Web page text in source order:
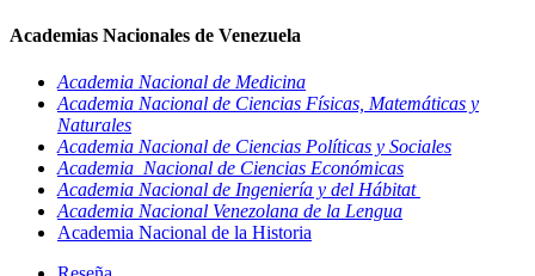
Academias Nacionales de Venezuela
Academia Nacional de Medicina
Academia Nacional de Ciencias Físicas, Matemáticas y
Naturales
Academia Nacional de Ciencias Políticas y Sociales
Academia Nacional de Ciencias Económicas
Academia Nacional de Ingeniería y del Hábitat
Academia Nacional Venezolana de la Lengua
Academia Nacional de la Historia